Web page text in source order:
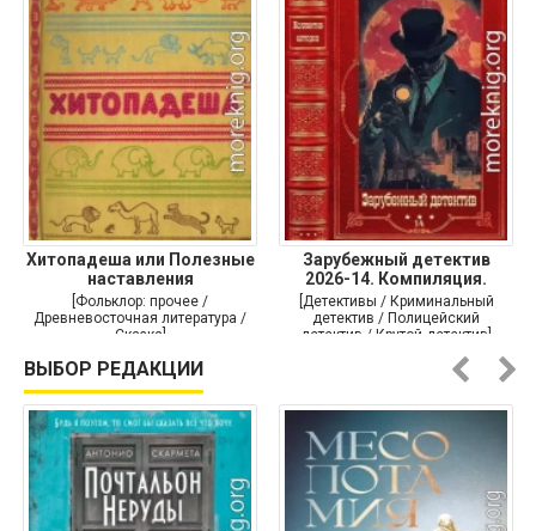
Хитопадеша или Полезные
наставления
[Фольклор: прочее /
Древневосточная литература /
Сказка]
Зарубежный детектив
2026-14. Компиляция.
Книги
[Детективы / Криминальный
детектив / Полицейский
детектив / Крутой детектив]
ВЫБОР РЕДАКЦИИ